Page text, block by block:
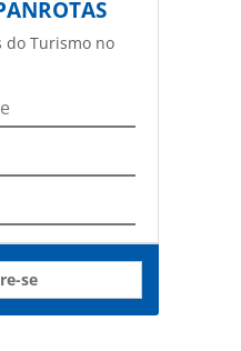
do Turismo no
se